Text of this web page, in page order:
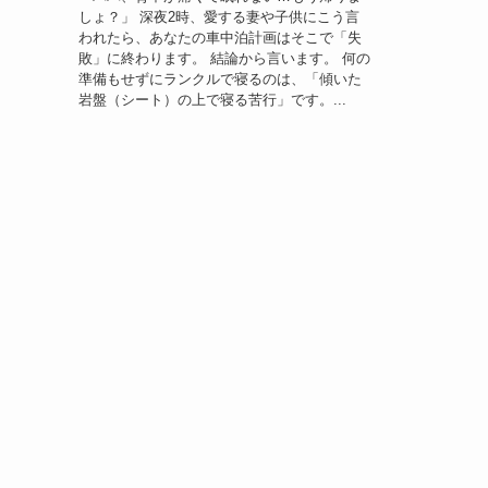
しょ？」 深夜2時、愛する妻や子供にこう言
われたら、あなたの車中泊計画はそこで「失
敗」に終わります。 結論から言います。 何の
準備もせずにランクルで寝るのは、「傾いた
岩盤（シート）の上で寝る苦行」です。...